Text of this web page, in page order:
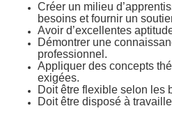
Créer un milieu
besoins et fournir un
Avoir d’excellentes
Démontrer une
professionnel.
Appliquer des concepts
exigées.
Doit être flexible selon les
Doit être disposé à